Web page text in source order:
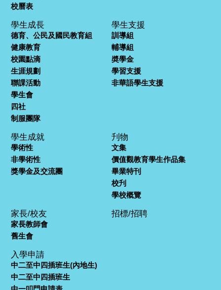
校曆表
學生成長
德育、公民及國民教育組
健康教育
校園點滴
生涯規劃
聯課活動
學生會
四社
制服團隊
學生支援
訓導組
輔導組
奬學金
學習支援
非華語學生支援
學生成就
學術性
非學術性
獎學金及交流團
刋物
文集
價值觀教育學生作品集
畢業特刊
校刋
學校概覽
家長/校友
家長教師會
舊生會
招標/招聘
入學申請
中二至中四插班生(內地生)
中二至中四插班生